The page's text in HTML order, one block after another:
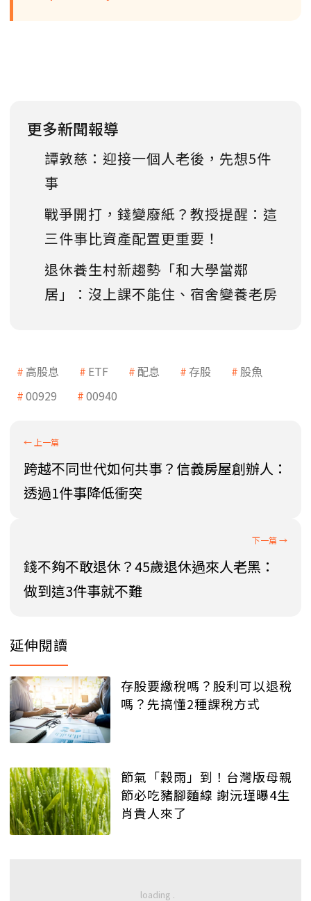
更多新聞報導
譚敦慈：迎接一個人老後，先想5件
事
戰爭開打，錢變廢紙？教授提醒：這
三件事比資產配置更重要！
退休養生村新趨勢「和大學當鄰
居」：沒上課不能住、宿舍變養老房
高股息 ETF 配息 存股
股魚
00929
00940
跨越不同世代如何共事？信義房屋創辦人：
透過1件事降低衝突
錢不夠不敢退休？45歲退休過來人老黑：
做到這3件事就不難
延伸閱讀
存股要繳稅嗎？股利可以退稅
嗎？先搞懂2種課稅方式
節氣「穀雨」到！台灣版母親
節必吃豬腳麵線 謝沅瑾曝4生
肖貴人來了